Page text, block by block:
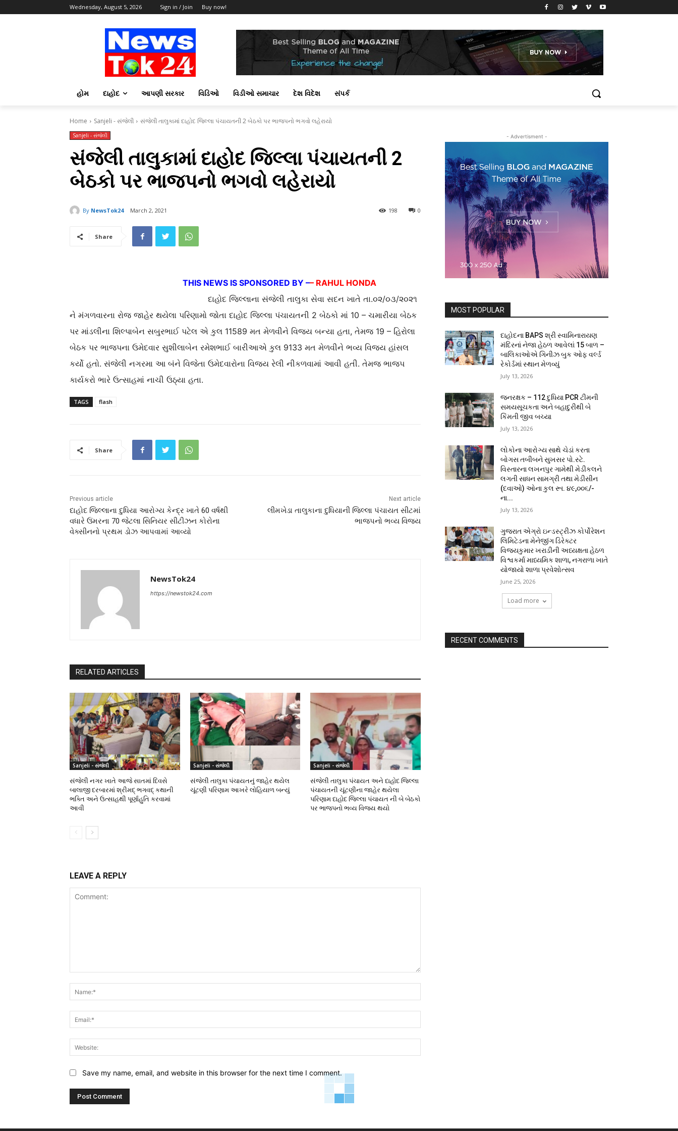
Wednesday, August 5, 2026 Sign in / Join Buy now!
હોમ દાહોદ આપણી સરકાર વિડિઓ વિડીઓ સમાચાર દેશ વિદેશ સંપર્ક
Home Sanjeli - સંજેલી સંજેલી તાલુકામાં દાહોદ જિલ્લા પંચાયતની 2 બેઠકો પર ભાજપનો ભગવો લહેરાયો
Sanjeli - સંજેલી
સંજેલી તાલુકામાં દાહોદ જિલ્લા પંચાયતની 2
બેઠકો પર ભાજપનો ભગવો લહેરાયો
By NewsTok24 March 2, 2021 0
198
Share
THIS NEWS IS SPONSORED BY –– RAHUL HONDA
દાહોદ જિલ્લાના સંજેલી તાલુકા સેવા સદન ખાતે તા.૦૨/૦૩/૨૦૨૧
ને મંગળવારના રોજ જાહેર થયેલા પરિણામો જોતા દાહોદ જિલ્લા પંચાયતની 2 બેઠકો માં 10 – ચમારીયા બેઠક
પર માંડલીના શિલ્પાબેન સબુરભાઈ પટેલ એ કુલ 11589 મત મેળવીને વિજય બન્યા હતા, તેમજ 19 – હિરોલા
બેઠક પર ભાજપના ઉમેદવાર સુશીલાબેન રમેશભાઈ બારીઆએ કુલ 9133 મત મેળવીને ભવ્ય વિજય હાંસલ
કર્યો હતો. સંજેલી નગરમા આ બંને વિજેતા ઉમેદવારોના વિજય રેલી નીકળવામાં આવી હતી. તેમજ ભાજપ
કાર્યકરો ભારે ઉત્સાહમાં નાચી ઉઠ્યા હતા.
TAGS flash
Share
Previous article
દાહોદ જિલ્લાના દુધિયા આરોગ્ય કેન્દ્ર ખાતે 60 વર્ષથી
વધારે ઉંમરના 70 જેટલા સિનિયર સીટીઝન કોરોના
વેક્સીનનો પ્રથમ ડોઝ આપવામાં આવ્યો
Next article
લીમખેડા તાલુકાના દુધિયાની જિલ્લા પંચાયત સીટમાં
ભાજપનો ભવ્ય વિજય
NewsTok24
https://newstok24.com
RELATED ARTICLES
Sanjeli - સંજેલી
સંજેલી નગર ખાતે આજે સાતમાં દિવસે
બાલાજી દરબારમાં શ્રીમદ્ ભગવદ્ કથાની
ભક્તિ અને ઉત્સાહથી પૂર્ણાહુતિ કરવામાં
આવી
Sanjeli - સંજેલી
સંજેલી તાલુકા પંચાયતનું જાહેર થયેલ
ચૂંટણી પરિણામ આખરે લોહિયાળ બન્યું
Sanjeli - સંજેલી
સંજેલી તાલુકા પંચાયત અને દાહોદ જિલ્લા
પંચાયતની ચૂંટણીના જાહેર થયેલા
પરિણામ દાહોદ જિલ્લા પંચાયત ની બે બેઠકો
પર ભાજપનો ભવ્ય વિજય થયો
LEAVE A REPLY
Save my name, email, and website in this browser for the next time I comment.
- Advertisment -
MOST POPULAR
દાહોદના BAPS શ્રી સ્વામિનારાયણ
મંદિરનાં નેજા હેઠળ આવેલાં 15 બાળ –
બાલિકાઓએ ગિનીઝ બુક ઓફ વર્લ્ડ
રેકોર્ડમાં સ્થાન મેળવ્યું
July 13, 2026
જનરક્ષક – 112 દુધિયા PCR ટીમની
સમયસૂચકતા અને બહાદુરીથી બે
કિંમતી જીવ બચ્યા
July 13, 2026
લોકોના આરોગ્ય સાથે ચેડાં કરતા
બોગસ તબીબને સુખસર પો.સ્ટે.
વિસ્તારના લખનપુર ગામેથી મેડીકલને
લગતી સાધન સામગ્રી તથા મેડીસીન
(દવાઓ) ઓના કુલ રૂા. ૪૯,૦૦૬/-
ના...
July 13, 2026
ગુજરાત એગ્રો ઇન્ડસ્ટ્રીઝ કોર્પોરેશન
લિમિટેડના મેનેજીંગ ડિરેક્ટર
વિજયકુમાર ખરાડીની અધ્યક્ષતા હેઠળ
વિશ્વકર્મા માધ્યમિક શાળા, નગરાળા ખાતે
યોજાયો શાળા પ્રવેશોત્સવ
June 25, 2026
Load more
RECENT COMMENTS